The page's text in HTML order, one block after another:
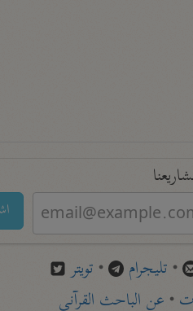
• تليجرام • تويتر
• عن الباحث القرآني